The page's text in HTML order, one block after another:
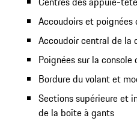
Accoudoirs et
Accoudoir central de la
Poignées sur la console
Bordure du volant et
Sections supérieure et
de la boîte à gants